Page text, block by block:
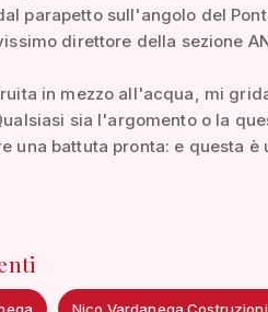
parapetto sull'angolo del
direttore della sezione
in mezzo all'acqua, mi
sia l'argomento o la
una battuta pronta: e questa è
Nico Vardanega